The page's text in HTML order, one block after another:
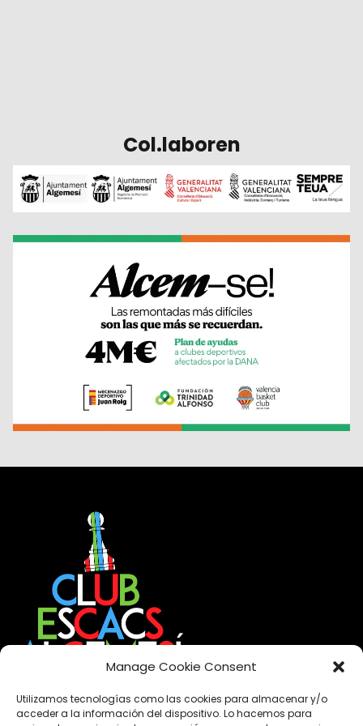
Manage Cookie Consent
Utilizamos tecnologías como las cookies para almacenar y/o
acceder a la información del dispositivo. Lo hacemos para
Col.laboren